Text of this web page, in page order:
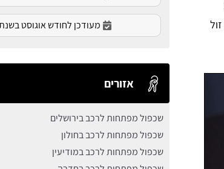
מעודכן לחודש אוגוסט בשנת
אזורים
שכפול מפתחות לרכב בירושלים
שכפול מפתחות לרכב בחולון
שכפול מפתחות לרכב במודיעין